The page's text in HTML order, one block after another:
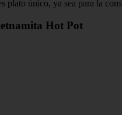
único, ya sea para la
Hot Pot